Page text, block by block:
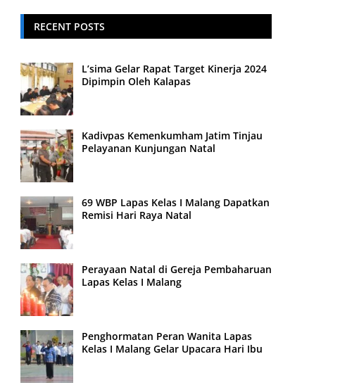
RECENT POSTS
L’sima Gelar Rapat Target Kinerja 2024
Dipimpin Oleh Kalapas
Kadivpas Kemenkumham Jatim Tinjau
Pelayanan Kunjungan Natal
69 WBP Lapas Kelas I Malang Dapatkan
Remisi Hari Raya Natal
Perayaan Natal di Gereja Pembaharuan
Lapas Kelas I Malang
Penghormatan Peran Wanita Lapas
Kelas I Malang Gelar Upacara Hari Ibu